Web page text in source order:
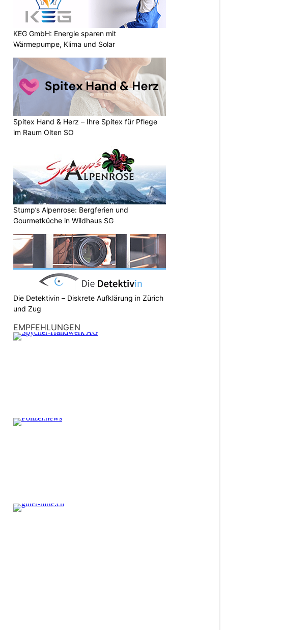
KEG GmbH: Energie sparen mit
Wärmepumpe, Klima und Solar
Spitex Hand & Herz – Ihre Spitex für Pflege
im Raum Olten SO
Stump’s Alpenrose: Bergferien und
Gourmetküche in Wildhaus SG
Die Detektivin – Diskrete Aufklärung in Zürich
und Zug
EMPFEHLUNGEN